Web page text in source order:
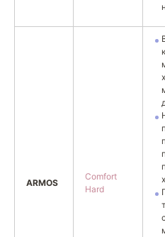
ARMOS
Comfort
Hard